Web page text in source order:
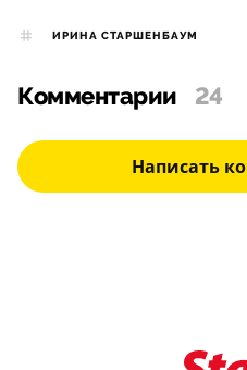
ИРИНА СТАРШЕНБАУМ
Комментарии 24
Написать